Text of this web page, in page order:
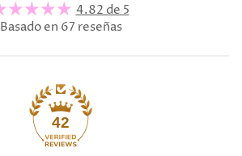
4.82 de 5
Basado en 67 reseñas
42